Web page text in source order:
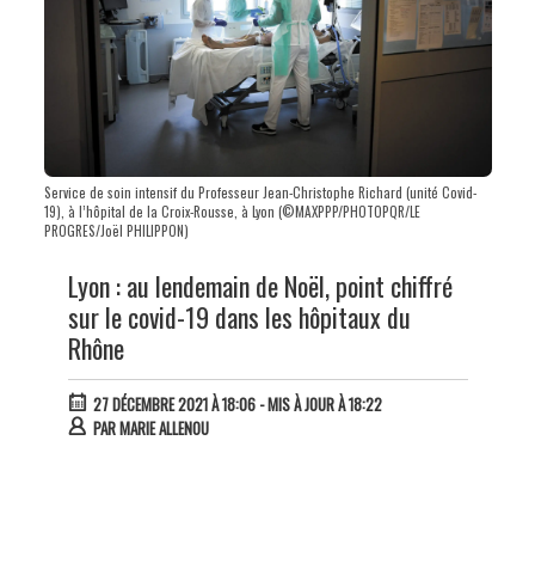
Service de soin intensif du Professeur Jean-Christophe Richard (unité Covid-
19), à l’hôpital de la Croix-Rousse, à Lyon (©MAXPPP/PHOTOPQR/LE
PROGRES/Joël PHILIPPON)
Lyon : au lendemain de Noël, point chiffré
sur le covid-19 dans les hôpitaux du
Rhône
27 DÉCEMBRE 2021 À 18:06- MIS À JOUR À 18:22
PARMARIE ALLENOU